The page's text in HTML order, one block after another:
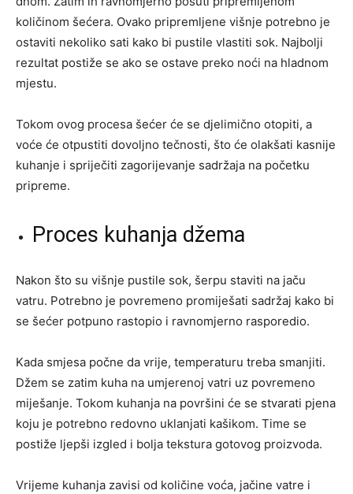
količinom šećera. Ovako pripremljene višnje potrebno je
ostaviti nekoliko sati kako bi pustile vlastiti sok. Najbolji
rezultat postiže se ako se ostave preko noći na hladnom
mjestu.
Tokom ovog procesa šećer će se djelimično otopiti, a
voće će otpustiti dovoljno tečnosti, što će olakšati kasnije
kuhanje i spriječiti zagorijevanje sadržaja na početku
pripreme.
Proces kuhanja džema
Nakon što su višnje pustile sok, šerpu staviti na jaču
vatru. Potrebno je povremeno promiješati sadržaj kako bi
se šećer potpuno rastopio i ravnomjerno rasporedio.
Kada smjesa počne da vrije, temperaturu treba smanjiti.
Džem se zatim kuha na umjerenoj vatri uz povremeno
miješanje. Tokom kuhanja na površini će se stvarati pjena
koju je potrebno redovno uklanjati kašikom. Time se
postiže ljepši izgled i bolja tekstura gotovog proizvoda.
Vrijeme kuhanja zavisi od količine voća, jačine vatre i